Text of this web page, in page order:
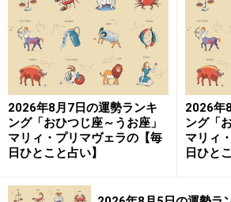
2026年8月7日の運勢ランキ
ング「おひつじ座～うお座」
マリィ・プリマヴェラの【毎
日ひとこと占い】
2026年
ング「
マリィ
日ひと